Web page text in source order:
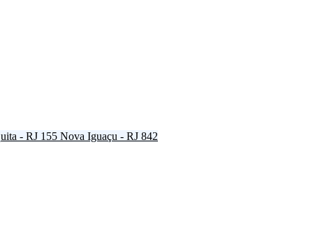
- RJ 155 Nova Iguaçu - RJ 842